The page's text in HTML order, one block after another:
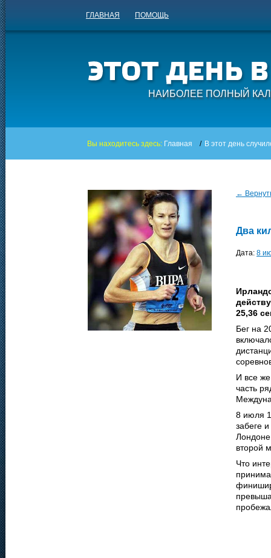
ГЛАВНАЯ ПОМОЩЬ
НАИБОЛЕЕ ПОЛНЫЙ
Вы находитесь здесь: Главная / В этот день
←
Два
Дата: 8
25,36
Бег на
И все
часть
8 июля
забеге
Лондоне
второй
Что